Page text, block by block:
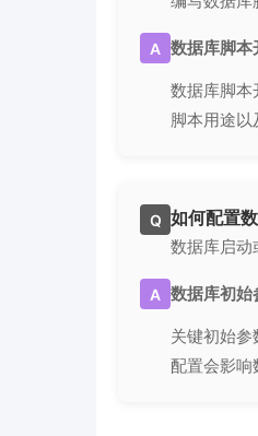
A 数据库脚本
数据库脚本
脚本用途
Q 如何配置
数据库启动
A 数据库初始
关键初始
配置会影响